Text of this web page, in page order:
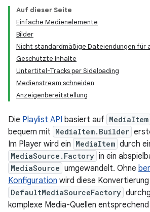
Auf dieser Seite
Einfache Medienelemente
Bilder
Nicht standardmäßige Dateiendungen für
Geschützte Inhalte
Untertitel-Tracks per Sideloading
Medienstream schneiden
Anzeigenbereitstellung
Die Playlist API basiert auf MediaItem
bequem mit MediaItem.Builder
Im Player wird ein MediaItem durch
MediaSource.Factory in ein
MediaSource umgewandelt. Ohne
Konfiguration wird diese
DefaultMediaSourceFactory
komplexe Media-Quellen